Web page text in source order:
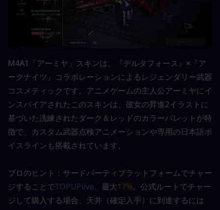
M4A1「アーミヤ」スキンは、『デルタフォース』×『ア
ークナイツ』コラボレーションによるレジェンダリー武器
コスメティックです。アニメゲームの主人公アーミヤにイ
ンスパイアされたこのスキンは、彼女の昇進2イラストに
基づいた洗練されたダーク＆レッドのカラーパレットが特
徴で、カスタム武器点検アニメーションや専用の日本語ボ
イスラインも搭載されています。
プロのヒント：サードパーティプラットフォームでチャー
ジすることでTOPUPlive、最大17%。公式ルートでチャー
ジして購入する場合、天井（確定入手）に到達するには